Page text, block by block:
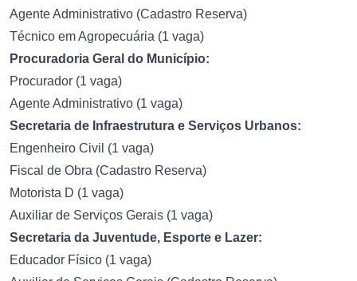
Agente Administrativo (Cadastro Reserva)
Técnico em Agropecuária (1 vaga)
Procuradoria Geral do Município:
Procurador (1 vaga)
Agente Administrativo (1 vaga)
Secretaria de Infraestrutura e Serviços Urbanos:
Engenheiro Civil (1 vaga)
Fiscal de Obra (Cadastro Reserva)
Motorista D (1 vaga)
Auxiliar de Serviços Gerais (1 vaga)
Secretaria da Juventude, Esporte e Lazer:
Educador Físico (1 vaga)